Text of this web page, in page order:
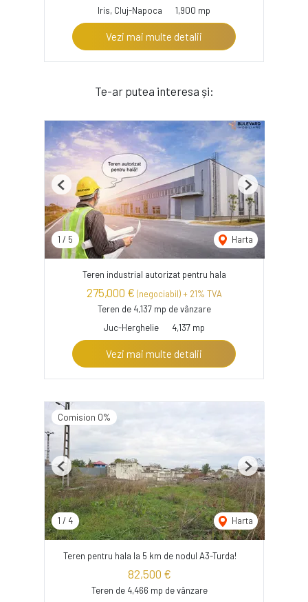
Iris, Cluj-Napoca
1,900 mp
Vezi mai multe detalii
Te-ar putea interesa și:
1 / 5 Harta
Previous Next
Teren industrial autorizat pentru hala
275,000 € (negociabil) + 21% TVA
Teren de 4,137 mp de vânzare
Juc-Herghelie
4,137 mp
Vezi mai multe detalii
Comision 0%
1 / 4 Harta
Previous Next
Teren pentru hala la 5 km de nodul A3-Turda!
82,500 €
Teren de 4,466 mp de vânzare